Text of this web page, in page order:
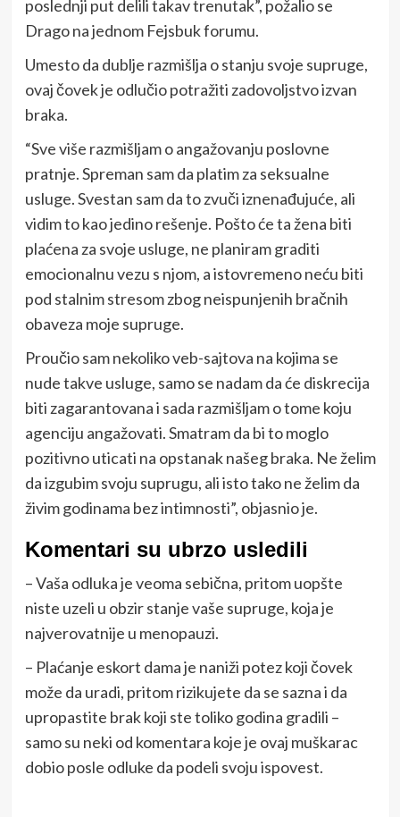
poslednji put delili takav trenutak”, požalio se
Drago na jednom Fejsbuk forumu.
Umesto da dublje razmišlja o stanju svoje supruge,
ovaj čovek je odlučio potražiti zadovoljstvo izvan
braka.
“Sve više razmišljam o angažovanju poslovne
pratnje. Spreman sam da platim za seksualne
usluge. Svestan sam da to zvuči iznenađujuće, ali
vidim to kao jedino rešenje. Pošto će ta žena biti
plaćena za svoje usluge, ne planiram graditi
emocionalnu vezu s njom, a istovremeno neću biti
pod stalnim stresom zbog neispunjenih bračnih
obaveza moje supruge.
Proučio sam nekoliko veb-sajtova na kojima se
nude takve usluge, samo se nadam da će diskrecija
biti zagarantovana i sada razmišljam o tome koju
agenciju angažovati. Smatram da bi to moglo
pozitivno uticati na opstanak našeg braka. Ne želim
da izgubim svoju suprugu, ali isto tako ne želim da
živim godinama bez intimnosti”, objasnio je.
Komentari su ubrzo usledili
– Vaša odluka je veoma sebična, pritom uopšte
niste uzeli u obzir stanje vaše supruge, koja je
najverovatnije u menopauzi.
– Plaćanje eskort dama je naniži potez koji čovek
može da uradi, pritom rizikujete da se sazna i da
upropastite brak koji ste toliko godina gradili –
samo su neki od komentara koje je ovaj muškarac
dobio posle odluke da podeli svoju ispovest.